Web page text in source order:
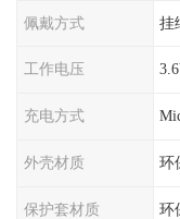
佩戴方式 挂
工作电压
充电方式
外壳材质 环
保护套材质 环